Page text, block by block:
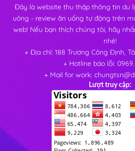
Đây là website thu thập thông tin du
uông - review ăn uống tự động trên
web! Nếu bạn thích chúng tôi, hãy
nhé!
+ Địa chỉ: 188 Trương Công Định,
+ Hotline báo lỗi:
+ Mail for work:
Lượt truy cập: